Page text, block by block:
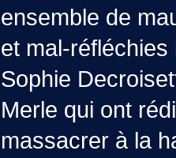
ensemble de
et mal-
Sophie
Merle qui ont
massacrer à la